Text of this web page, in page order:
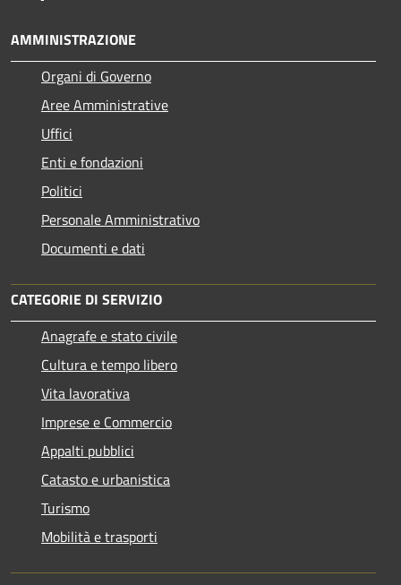
AMMINISTRAZIONE
Organi di Governo
Aree Amministrative
Uffici
Enti e fondazioni
Politici
Personale Amministrativo
Documenti e dati
CATEGORIE DI SERVIZIO
Anagrafe e stato civile
Cultura e tempo libero
Vita lavorativa
Imprese e Commercio
Appalti pubblici
Catasto e urbanistica
Turismo
Mobilità e trasporti